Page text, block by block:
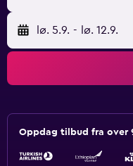
lø. 5.9. - lø. 12.9.
Oppdag tilbud fra over